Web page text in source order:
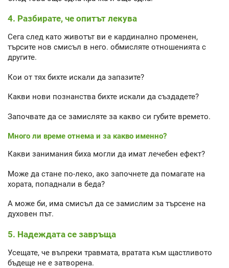
4. Разбирате, че опитът лекува
Сега след като животът ви е кардинално променен,
търсите нов смисъл в него. обмисляте отношенията с
другите.
Кои от тях бихте искали да запазите?
Какви нови познанства бихте искали да създадете?
Започвате да се замисляте за какво си губите времето.
Много ли време отнема и за какво именно?
Какви занимания биха могли да имат лечебен ефект?
Може да стане по-леко, ако започнете да помагате на
хората, попаднали в беда?
А може би, има смисъл да се замислим за търсене на
духовен път.
5. Надеждата се завръща
Усещате, че въпреки травмата, вратата към щастливото
бъдеще не е затворена.